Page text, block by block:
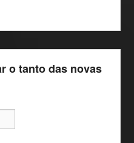
o tanto das novas